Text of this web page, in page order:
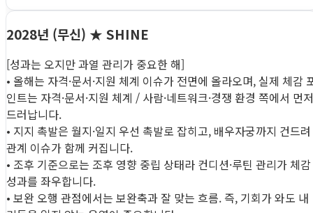
2028년 (무신) ★ SHINE
[성과는 오지만 과열 관리가 중요한 해]
• 올해는 자격·문서·지원 체계 이슈가 전면에 올라오며, 실제 체감
인트는 자격·문서·지원 체계 / 사람·네트워크·경쟁 환경 쪽에서 먼저
드러납니다.
• 지지 촉발은 월지·일지 우선 촉발로 잡히고, 배우자궁까지 건드려
관계 이슈가 함께 커집니다.
• 조후 기준으로는 조후 영향 중립 상태라 컨디션·루틴 관리가 체감
성과를 좌우합니다.
• 보완 오행 관점에서는 보완축과 잘 맞는 흐름. 즉, 기회가 와도 내